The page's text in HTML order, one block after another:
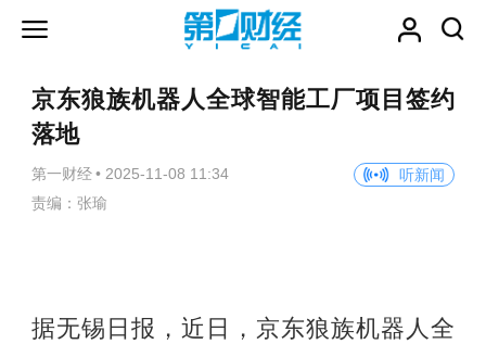
京东狼族机器人全球智能工厂项目签约
落地
第一财经 • 2025-11-08 11:34
听新闻
责编：张瑜
据无锡日报，近日，京东狼族机器人全